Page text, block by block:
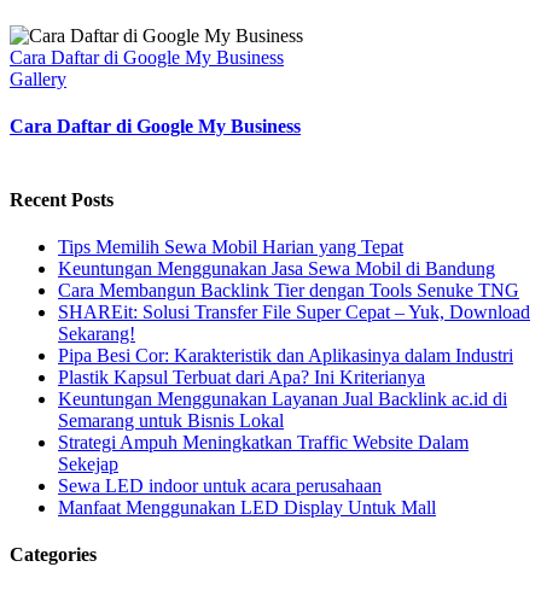
Cara Daftar di Google My Business
Gallery
Cara Daftar di Google My Business
Recent Posts
Tips Memilih Sewa Mobil Harian yang Tepat
Keuntungan Menggunakan Jasa Sewa Mobil di Bandung
Cara Membangun Backlink Tier dengan Tools Senuke TNG
SHAREit: Solusi Transfer File Super Cepat – Yuk, Download
Sekarang!
Pipa Besi Cor: Karakteristik dan Aplikasinya dalam Industri
Plastik Kapsul Terbuat dari Apa? Ini Kriterianya
Keuntungan Menggunakan Layanan Jual Backlink ac.id di
Semarang untuk Bisnis Lokal
Strategi Ampuh Meningkatkan Traffic Website Dalam
Sekejap
Sewa LED indoor untuk acara perusahaan
Manfaat Menggunakan LED Display Untuk Mall
Categories